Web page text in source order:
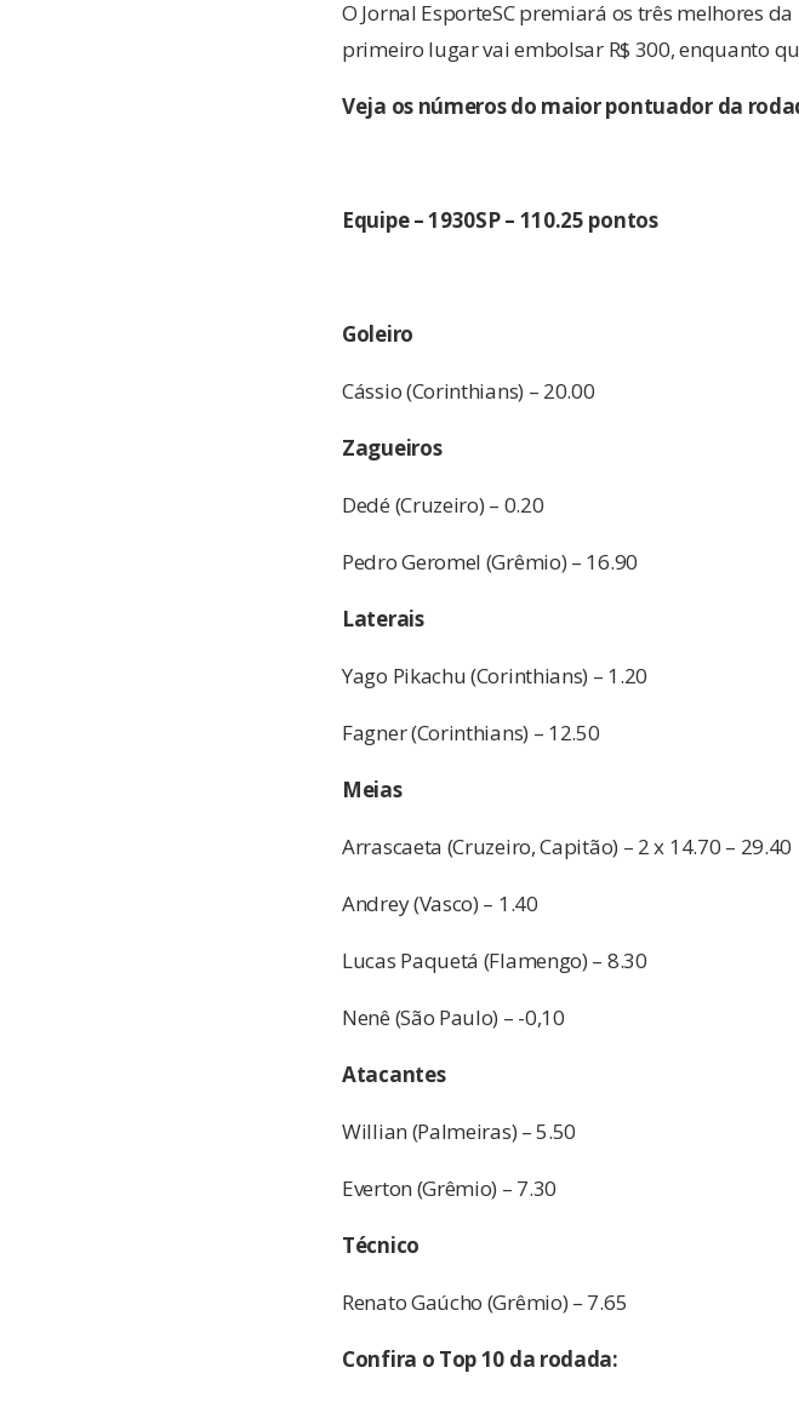
O Jornal EsporteSC premiará os três melhores
primeiro lugar vai embolsar R$ 300, enquanto
Veja os números do maior pontuador da
Equipe – 1930SP – 110.25 pontos
Goleiro
Cássio (Corinthians) – 20.00
Zagueiros
Dedé (Cruzeiro) – 0.20
Pedro Geromel (Grêmio) – 16.90
Laterais
Yago Pikachu (Corinthians) – 1.20
Fagner (Corinthians) – 12.50
Meias
Arrascaeta (Cruzeiro, Capitão) – 2 x 14.70 – 29.40
Andrey (Vasco) – 1.40
Lucas Paquetá (Flamengo) – 8.30
Nenê (São Paulo) – -0,10
Atacantes
Willian (Palmeiras) – 5.50
Everton (Grêmio) – 7.30
Técnico
Renato Gaúcho (Grêmio) – 7.65
Confira o Top 10 da rodada: